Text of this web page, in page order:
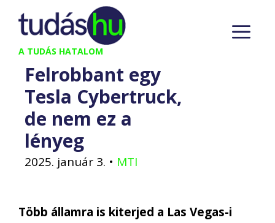
Kilépés
tartalomba
A TUDÁS HATALOM
Felrobbant egy
Tesla Cybertruck,
de nem ez a
lényeg
2025. január 3. • MTI
Több államra is kiterjed a Las Vegas-i